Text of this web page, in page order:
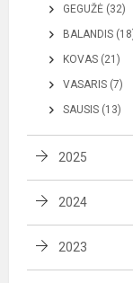
GEGUŽĖ (32)
BALANDIS
KOVAS (21)
VASARIS (7)
SAUSIS (13)
2025
2024
2023